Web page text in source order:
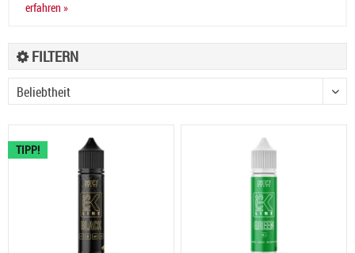
erfahren »
FILTERN
TIPP!